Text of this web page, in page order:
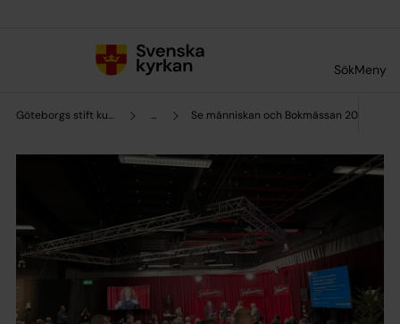
SökMeny
Göteborgs stift kultursamverkan ... Se människan och Bokmässan 2023